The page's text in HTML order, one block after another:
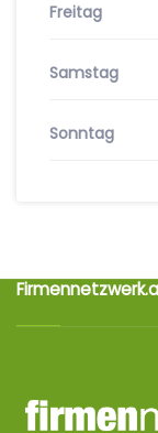
Freitag
Samstag
Sonntag